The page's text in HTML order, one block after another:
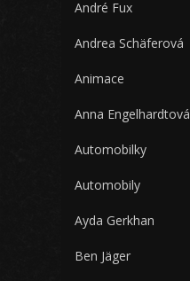
André Fux
Andrea Schäferová
Animace
Anna Engelhardtová
Automobilky
Automobily
Ayda Gerkhan
Ben Jäger